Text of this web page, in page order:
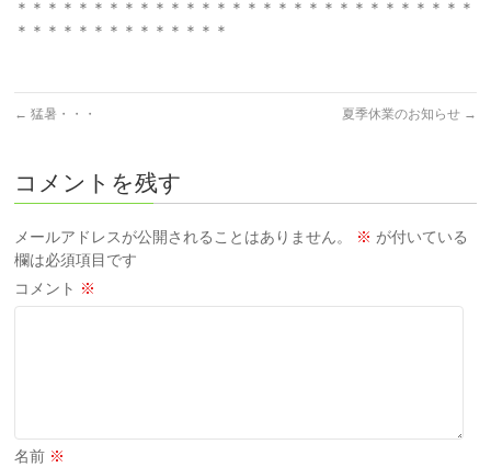
＊＊＊＊＊＊＊＊＊＊＊＊＊＊＊＊＊＊＊＊＊＊＊＊＊＊＊＊＊＊
＊＊＊＊＊＊＊＊＊＊＊＊＊＊
← 猛暑・・・ 夏季休業のお知らせ →
コメントを残す
メールアドレスが公開されることはありません。 ※ が付いている
欄は必須項目です
コメント ※
名前 ※